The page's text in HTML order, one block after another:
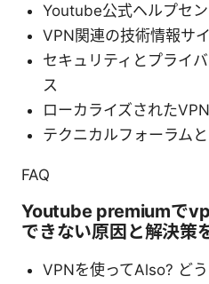
Youtube公式ヘルプセ
VPN関連の技術情報サ
セキュリティとプライ
ス
ローカライズされた
テクニカルフォーラム
FAQ
Youtube premiumで
できない原因と解決策
VPNを使ってAlso? ど